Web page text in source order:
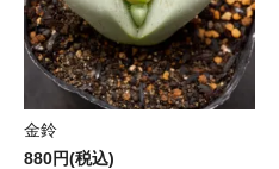
金鈴
880円(税込)